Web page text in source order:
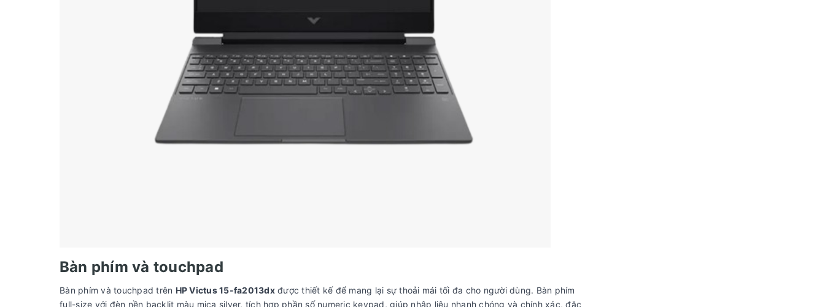
Bàn phím và touchpad
Bàn phím và touchpad trên HP Victus 15-fa2013dxđược thiết kế để mang lại sự thoải mái tối đa cho người dùng. Bàn phím
full-size với đèn nền backlit màu mica silver, tích hợp phần số numeric keypad, giúp nhập liệu nhanh chóng và chính xác, đặc